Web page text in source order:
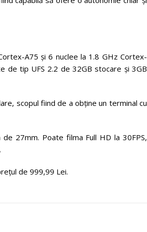
A75 și 6 nuclee la 1.8 GHz Cortex-
de tip UFS 2.2 de 32GB stocare și 3GB
scopul fiind de a obține un terminal cu
27mm. Poate filma Full HD la 30FPS,
de 999,99 Lei.